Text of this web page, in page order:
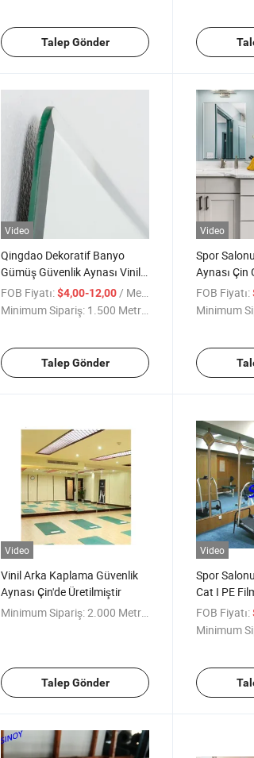
Talep Gönder
Video
Qingdao Dekoratif Banyo
Gümüş Güvenlik Aynası Vinil
Arka Film ile (SMI-SM020)
FOB Fiyatı:$4,00-12,00 / Metre kare
Minimum Sipariş: 1.500 Metrekare
Talep Gönder
Video
Spor
Aynası Çin
Fabrikası
FOB Fiyatı:
Minimum
Video
Vinil Arka Kaplama Güvenlik
Aynası Çin'de Üretilmiştir
Minimum Sipariş:2.000 Metrekare
Talep Gönder
Video
Spor
Cat I PE
FOB Fiyatı:
Minimum